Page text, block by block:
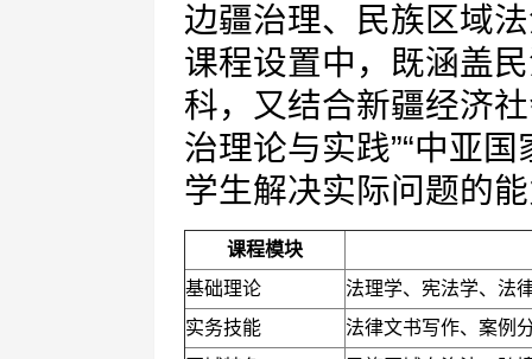
边疆治理、民族区域
课程设置中，既涵盖
科，又结合新疆经济
治理论与实践”“中亚
学生解决实际问题的
课程模块
基础理论
法理学、宪法学、法
实务技能
法律文书写作、案例